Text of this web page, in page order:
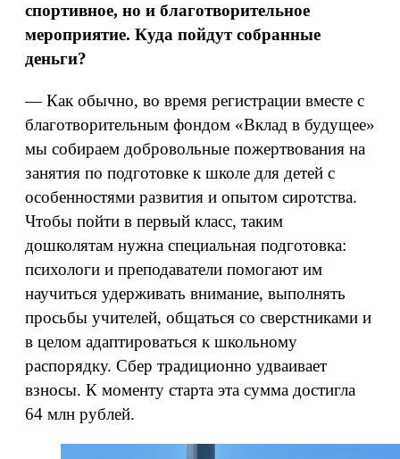
спортивное, но и благотворительное
мероприятие. Куда пойдут собранные
деньги?
— Как обычно, во время регистрации вместе с
благотворительным фондом «Вклад в будущее»
мы собираем добровольные пожертвования на
занятия по подготовке к школе для детей с
особенностями развития и опытом сиротства.
Чтобы пойти в первый класс, таким
дошколятам нужна специальная подготовка:
психологи и преподаватели помогают им
научиться удерживать внимание, выполнять
просьбы учителей, общаться со сверстниками и
в целом адаптироваться к школьному
распорядку. Сбер традиционно удваивает
взносы. К моменту старта эта сумма достигла
64 млн рублей.